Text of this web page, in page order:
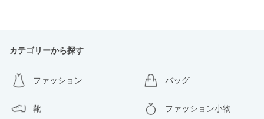
カテゴリーから探す
ファッション バッグ
靴 ファッション小物